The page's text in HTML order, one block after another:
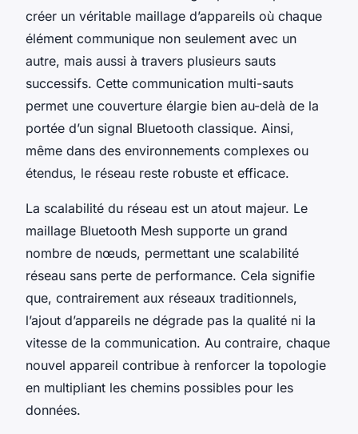
créer un véritable maillage d’appareils où chaque
élément communique non seulement avec un
autre, mais aussi à travers plusieurs sauts
successifs. Cette communication multi-sauts
permet une couverture élargie bien au-delà de la
portée d’un signal Bluetooth classique. Ainsi,
même dans des environnements complexes ou
étendus, le réseau reste robuste et efficace.
La scalabilité du réseau est un atout majeur. Le
maillage Bluetooth Mesh supporte un grand
nombre de nœuds, permettant une scalabilité
réseau sans perte de performance. Cela signifie
que, contrairement aux réseaux traditionnels,
l’ajout d’appareils ne dégrade pas la qualité ni la
vitesse de la communication. Au contraire, chaque
nouvel appareil contribue à renforcer la topologie
en multipliant les chemins possibles pour les
données.